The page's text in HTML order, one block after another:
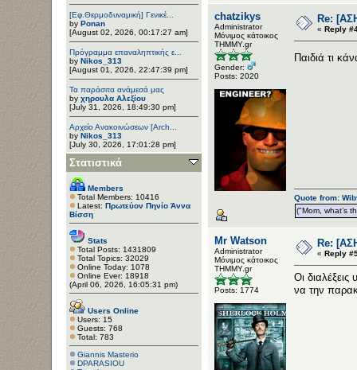
[Εφ.Θερμοδυναμική] Γενικέ...
by Ponan
[August 02, 2026, 00:17:27 am]
Πρόγραμμα επαναληπτικής ε...
by Nikos_313
[August 01, 2026, 22:47:39 pm]
Τα παράσιτα ανάμεσά μας
by χηρουλα Αλεξίου
[July 31, 2026, 18:49:30 pm]
Αρχείο Ανακοινώσεων [Arch...
by Nikos_313
[July 30, 2026, 17:01:28 pm]
Στατιστικά
Members
Total Members: 10416
Latest: Πρωτεύον Πηνίο Άννα
Βίσση
Stats
Total Posts: 1431809
Total Topics: 32029
Online Today: 1078
Online Ever: 18918
(April 06, 2026, 16:05:31 pm)
Users Online
Users: 15
Guests: 768
Total: 783
Giannis Masterio
DPARASIOU
chatzikys
Administrator
Μόνιμος κάτοικος
ΤΗΜΜΥ.gr
Gender:
Posts: 2020
Re:
« Reply
Παιδιά τι
Quote from:
("Mom, what’s
Mr Watson
Administrator
Μόνιμος κάτοικος
ΤΗΜΜΥ.gr
Posts: 1774
Re:
« Reply
Οι
να την